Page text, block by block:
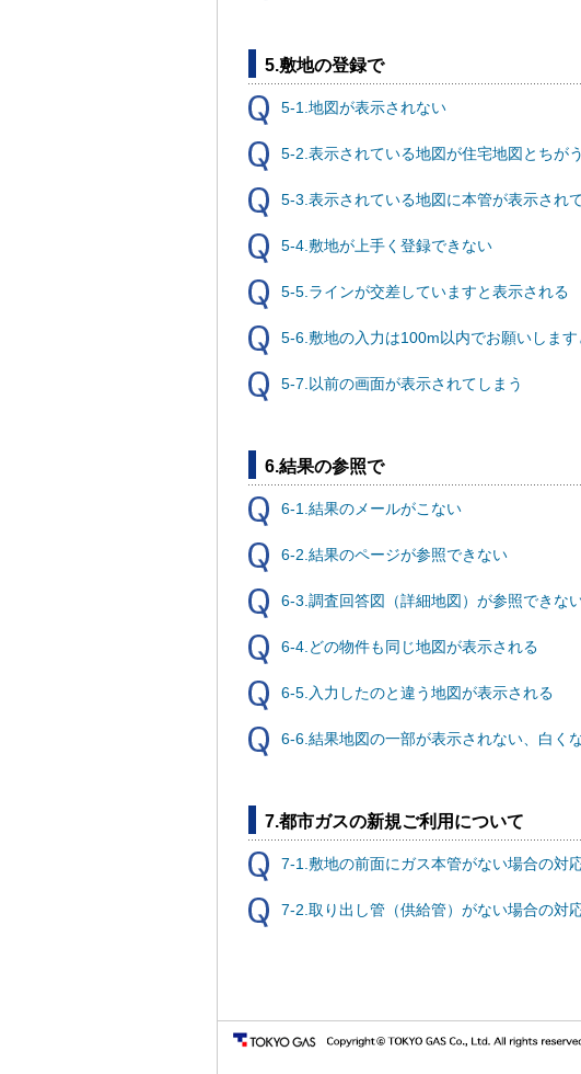
5.敷地の登録で
5-1.地図が表示されない
5-2.表示されている地図が住宅地図とちがう
5-3.表示されている地図に本管が表示され
5-4.敷地が上手く登録できない
5-5.ラインが交差していますと表示される
5-6.敷地の入力は100m以内でお願いしま
5-7.以前の画面が表示されてしまう
6.結果の参照で
6-1.結果のメールがこない
6-2.結果のページが参照できない
6-3.調査回答図（詳細地図）が参照できな
6-4.どの物件も同じ地図が表示される
6-5.入力したのと違う地図が表示される
6-6.結果地図の一部が表示されない、白く
7.都市ガスの新規ご利用について
7-1.敷地の前面にガス本管がない場合の対
7-2.取り出し管（供給管）がない場合の対